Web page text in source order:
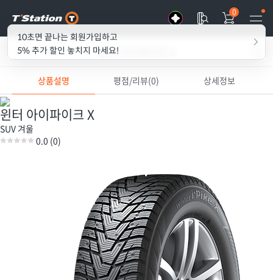
10초면 끝나는 회원가입하고
5% 추가 할인 놓치지 마세요!
0
윈터 아이파이크 X
상품설명 평점/리뷰(0) 상세정보
윈터 아이파이크 X
SUV 겨울
0.0 (0)